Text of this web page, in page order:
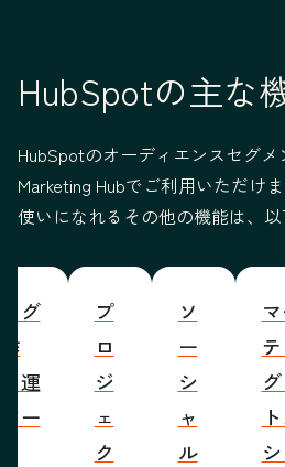
HubSpotの主な
HubSpotのオーディエンスセグメ
Marketing Hubでご利用いただけ
使いになれるその他の機能は、以
グ
運
ー
プ
ロ
ジ
ェ
ク
ソ
ー
シ
ャ
ル